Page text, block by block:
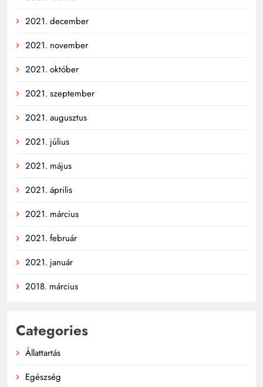
2021. december
2021. november
2021. október
2021. szeptember
2021. augusztus
2021. július
2021. május
2021. április
2021. március
2021. február
2021. január
2018. március
Categories
Állattartás
Egészség